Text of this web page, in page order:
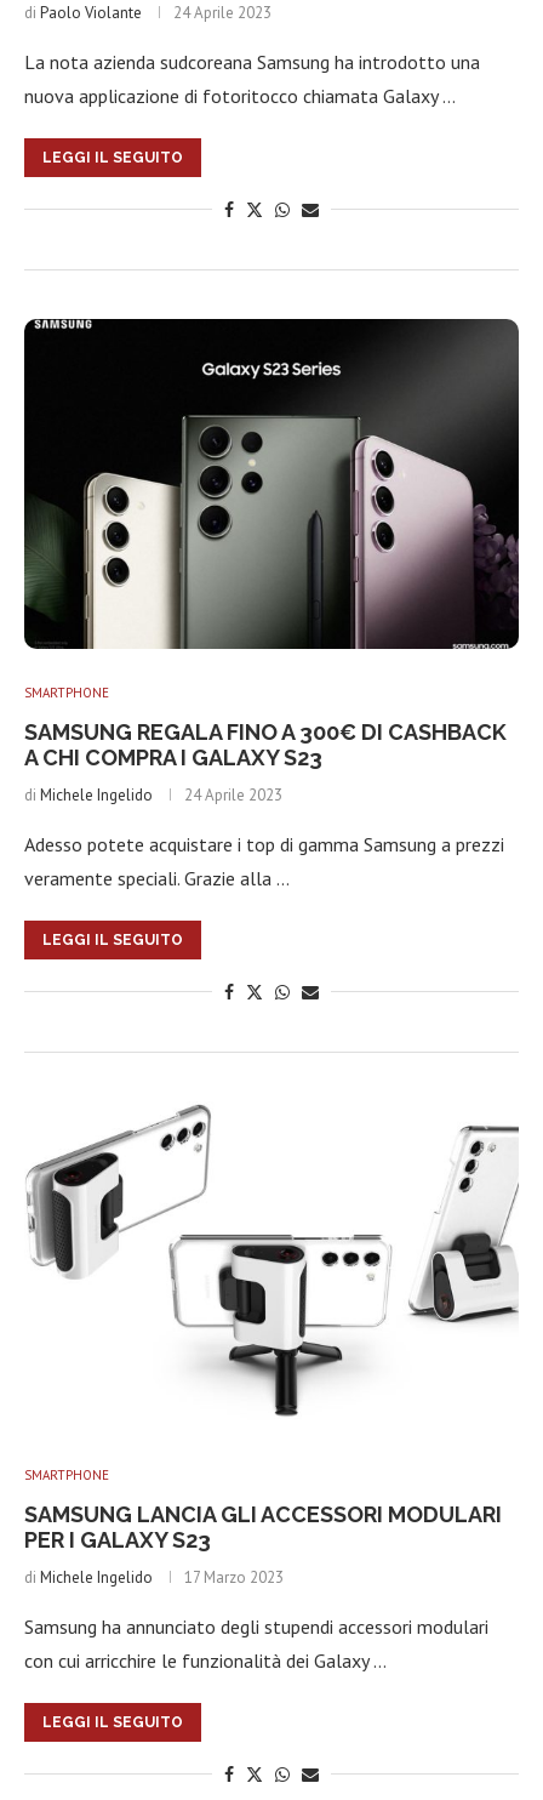
di Paolo Violante 24 Aprile 2023
La nota azienda sudcoreana Samsung ha introdotto una
nuova applicazione di fotoritocco chiamata Galaxy …
LEGGI IL SEGUITO
SMARTPHONE
SAMSUNG REGALA FINO A 300€ DI CASHBACK
A CHI COMPRA I GALAXY S23
di Michele Ingelido 24 Aprile 2023
Adesso potete acquistare i top di gamma Samsung a prezzi
veramente speciali. Grazie alla …
LEGGI IL SEGUITO
SMARTPHONE
SAMSUNG LANCIA GLI ACCESSORI MODULARI
PER I GALAXY S23
di Michele Ingelido 17 Marzo 2023
Samsung ha annunciato degli stupendi accessori modulari
con cui arricchire le funzionalità dei Galaxy …
LEGGI IL SEGUITO